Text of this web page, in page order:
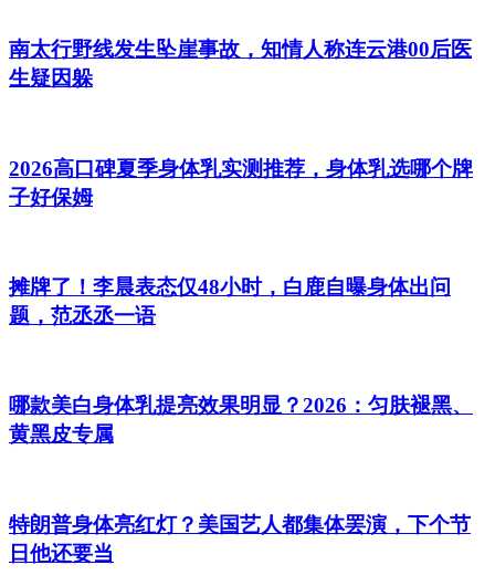
南太行野线发生坠崖事故，知情人称连云港00后医
生疑因躲
2026高口碑夏季身体乳实测推荐，身体乳选哪个牌
子好保姆
摊牌了！李晨表态仅48小时，白鹿自曝身体出问
题，范丞丞一语
哪款美白身体乳提亮效果明显？2026：匀肤褪黑、
黄黑皮专属
特朗普身体亮红灯？美国艺人都集体罢演，下个节
日他还要当